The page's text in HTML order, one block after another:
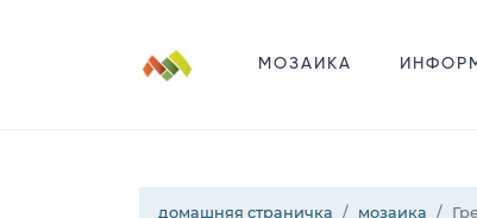
МОЗАИКА
домашняя страничка мозаика